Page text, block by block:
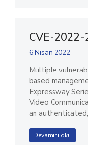
CVE-
6 Nisan 2022
Multiple
based
Expressway
Video
an
Devamını oku